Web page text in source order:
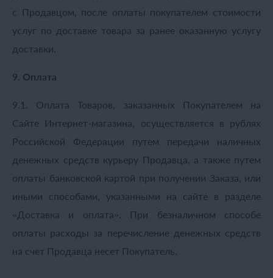
с Продавцом, после оплаты покупателем стоимости
услуг по доставке товара за ранее оказанную услугу
доставки.
9. Оплата
9.1. Оплата Товаров, заказанных Покупателем на
Сайте Интернет-магазина, осуществляется в рублях
Российской Федерации путем передачи наличных
денежных средств курьеру Продавца, а также путем
оплаты банковской картой при получении Заказа, или
иными способами, указанными на сайте в разделе
«Доставка и оплата». При безналичном способе
оплаты расходы за перечисление денежных средств
на счет Продавца несет Покупатель.